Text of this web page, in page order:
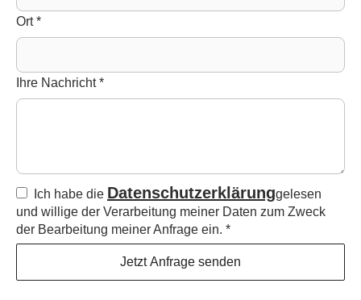
Ort*
Ihre Nachricht*
Ich habe die Datenschutzerklärunggelesen
und willige der Verarbeitung meiner Daten zum Zweck
der Bearbeitung meiner Anfrage ein. *
Jetzt Anfrage senden